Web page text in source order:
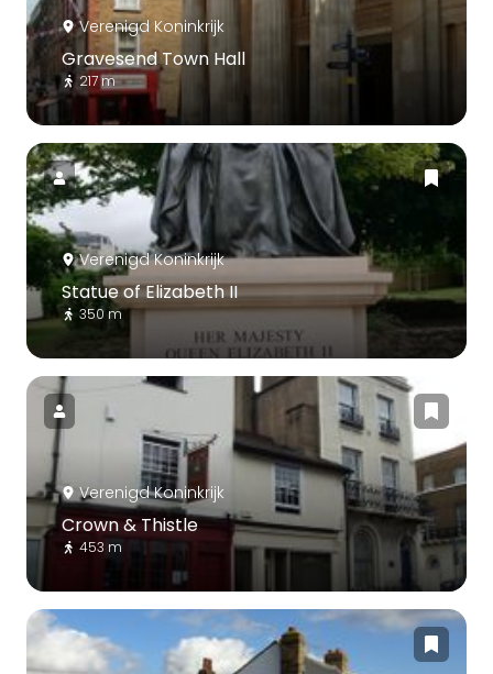
Verenigd Koninkrijk
Gravesend Town Hall
217 m
Verenigd Koninkrijk
Statue of Elizabeth II
350 m
Verenigd Koninkrijk
Crown & Thistle
453 m